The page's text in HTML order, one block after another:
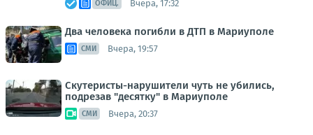
ОФИЦ. Вчера, 17:32
Два человека погибли в ДТП в Мариуполе
СМИ Вчера, 19:57
Скутеристы-нарушители чуть не убились,
подрезав "десятку" в Мариуполе
СМИ Вчера, 20:37